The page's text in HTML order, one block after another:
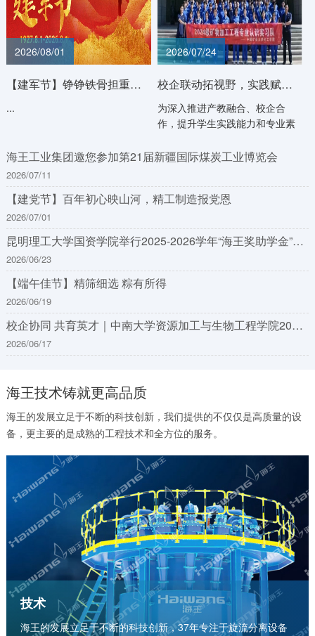
2026/08/01
【建军节】铮铮铁骨担重任 智造精工守山河
...
2026/07/24
校企联动拓视野，实践赋能育人才——中国矿业大学师生走进海王工业集团开展研习活动
为深入推进产教融合、校企合
作，提升学生实践能力和专业素
海王工业集团邀您参加第21届新疆国际煤炭工业博览会
2026/07/11
【建党节】百年初心映山河，精工制造报党恩
2026/07/01
昆明理工大学国资学院举行2025-2026学年“海王奖助学金”颁奖仪式
2026/06/23
【端午佳节】精筛细选 粽有所得
2026/06/19
校企协同 共育英才｜中南大学资源加工与生物工程学院2025—2026学年度海王奖学金颁发
2026/06/17
海王技术铸就更高品质
海王的发展立足于不断的科技创新，我们提供的不仅仅是高质量的设
备，更主要的是成熟的工程技术和全方位的服务。
技术
海王的发展立足于不断的科技创新，37年专注于旋流分离设备